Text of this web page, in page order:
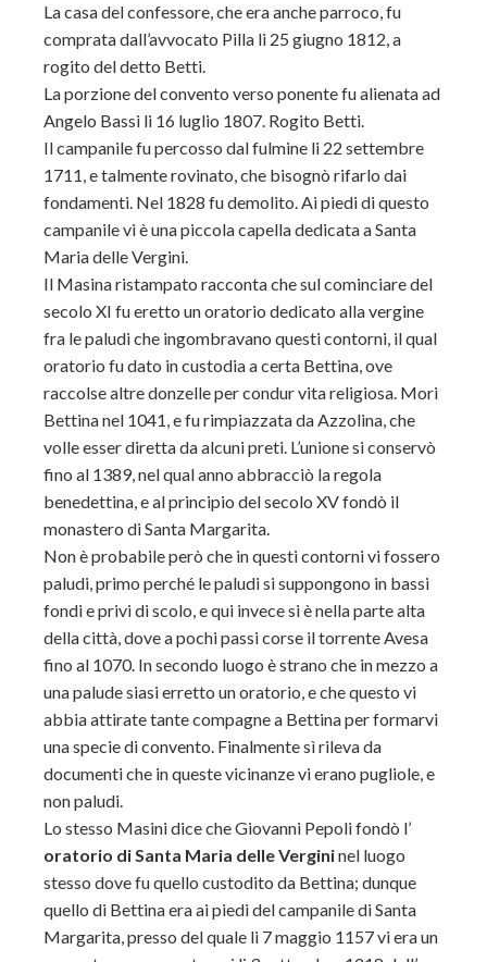
La casa del confessore, che era anche parroco, fu
comprata dall’avvocato Pilla li 25 giugno 1812, a
rogito del detto Betti.
La porzione del convento verso ponente fu alienata ad
Angelo Bassi li 16 luglio 1807. Rogito Betti.
Il campanile fu percosso dal fulmine li 22 settembre
1711, e talmente rovinato, che bisognò rifarlo dai
fondamenti. Nel 1828 fu demolito. Ai piedi di questo
campanile vi è una piccola capella dedicata a Santa
Maria delle Vergini.
Il Masina ristampato racconta che sul cominciare del
secolo XI fu eretto un oratorio dedicato alla vergine
fra le paludi che ingombravano questi contorni, il qual
oratorio fu dato in custodia a certa Bettina, ove
raccolse altre donzelle per condur vita religiosa. Mori
Bettina nel 1041, e fu rimpiazzata da Azzolina, che
volle esser diretta da alcuni preti. L’unione si conservò
fino al 1389, nel qual anno abbracciò la regola
benedettina, e al principio del secolo XV fondò il
monastero di Santa Margarita.
Non è probabile però che in questi contorni vi fossero
paludi, primo perché le paludi si suppongono in bassi
fondi e privi di scolo, e qui invece si è nella parte alta
della città, dove a pochi passi corse il torrente Avesa
fino al 1070. In secondo luogo è strano che in mezzo a
una palude siasi erretto un oratorio, e che questo vi
abbia attirate tante compagne a Bettina per formarvi
una specie di convento. Finalmente sì rileva da
documenti che in queste vicinanze vi erano pugliole, e
non paludi.
Lo stesso Masini dice che Giovanni Pepoli fondò l’
oratorio di Santa Maria delle Vergininel luogo
stesso dove fu quello custodito da Bettina; dunque
quello di Bettina era ai piedi del campanile di Santa
Margarita, presso del quale li 7 maggio 1157 vi era un